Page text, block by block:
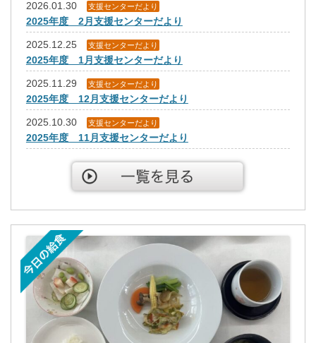
2026.01.30 支援センターだより
2025年度 2月支援センターだより
2025.12.25 支援センターだより
2025年度 1月支援センターだより
2025.11.29 支援センターだより
2025年度 12月支援センターだより
2025.10.30 支援センターだより
2025年度 11月支援センターだより